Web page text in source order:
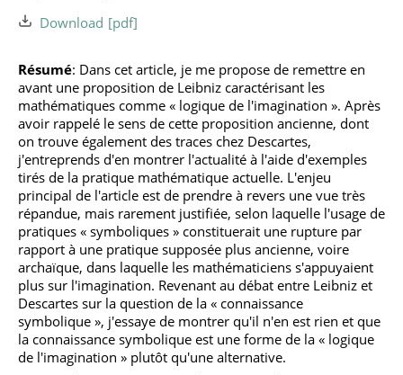
Download
Résumé: Dans cet article, je me propose de remettre en
avant une proposition de Leibniz caractérisant les
mathématiques comme « logique de l'imagination ». Après
avoir rappelé le sens de cette proposition ancienne, dont
on trouve également des traces chez Descartes,
j'entreprends d'en montrer l'actualité à l'aide d'exemples
tirés de la pratique mathématique actuelle. L'enjeu
principal de l'article est de prendre à revers une vue très
répandue, mais rarement justifiée, selon laquelle l'usage de
pratiques « symboliques » constituerait une rupture par
rapport à une pratique supposée plus ancienne, voire
archaïque, dans laquelle les mathématiciens s'appuyaient
plus sur l'imagination. Revenant au débat entre Leibniz et
Descartes sur la question de la « connaissance
symbolique », j'essaye de montrer qu'il n'en est rien et que
la connaissance symbolique est une forme de la « logique
de l'imagination » plutôt qu'une alternative.